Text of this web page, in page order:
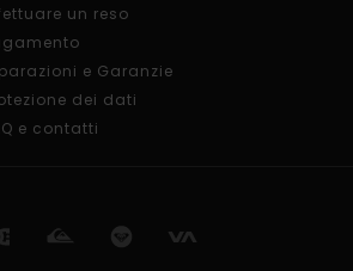
un reso
e Garanzie
dei dati
e contatti